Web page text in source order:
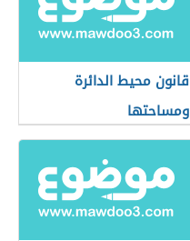
قانون محيط الدائرة
ومساحتها